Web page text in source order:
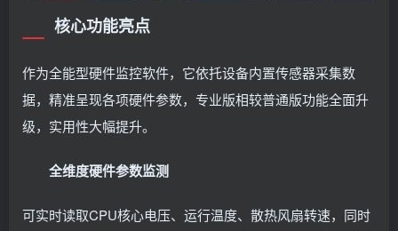
核心功能亮点
作为全能型硬件监控软件，它依托设备内置传感器采集数
据，精准呈现各项硬件参数，专业版相较普通版功能全面升
级，实用性大幅提升。
全维度硬件参数监测
可实时读取CPU核心电压、运行温度、散热风扇转速，同时